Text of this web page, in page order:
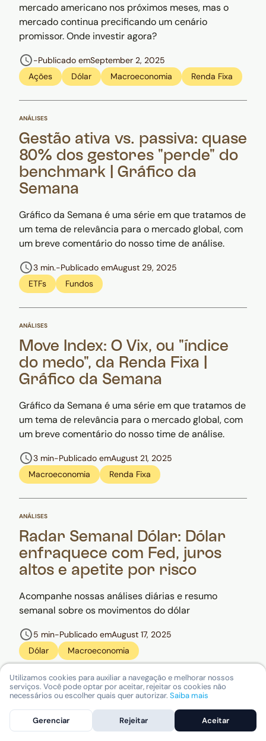
mercado americano nos próximos meses, mas o
mercado continua precificando um cenário
promissor. Onde investir agora?
-Publicado emSeptember 2, 2025
Ações
Dólar Macroeconomia Renda Fixa
ANÁLISES
Gestão ativa vs. passiva: quase
80% dos gestores "perde" do
benchmark | Gráfico da
Semana
Gráfico da Semana é uma série em que tratamos de
um tema de relevância para o mercado global, com
um breve comentário do nosso time de análise.
3 min.-Publicado emAugust 29, 2025
ETFs
Fundos
ANÁLISES
Move Index: O Vix, ou "índice
do medo", da Renda Fixa |
Gráfico da Semana
Gráfico da Semana é uma série em que tratamos de
um tema de relevância para o mercado global, com
um breve comentário do nosso time de análise.
3 min-Publicado emAugust 21, 2025
Macroeconomia
Renda Fixa
ANÁLISES
Radar Semanal Dólar: Dólar
enfraquece com Fed, juros
altos e apetite por risco
Acompanhe nossas análises diárias e resumo
semanal sobre os movimentos do dólar
5 min-Publicado emAugust 17, 2025
Dólar
Macroeconomia
ANÁLISES
Afastando ruídos | Carta
Mensal de Agosto de 2025
Utilizamos cookies para auxiliar a navegação e melhorar nossos
serviços. Você pode optar por aceitar, rejeitar os cookies não
necessários ou escolher quais quer autorizar. Saiba mais
Gerenciar Rejeitar Aceitar